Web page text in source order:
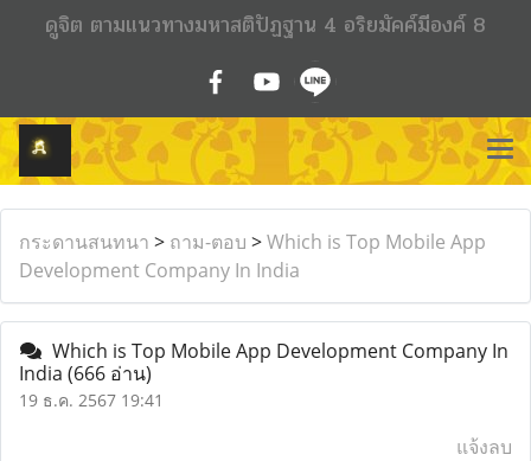
ดูจิต ตามแนวทางมหาสติปัฏฐาน 4 อริยมัคค์มีองค์ 8
กระดานสนทนา > ถาม-ตอบ >Which is Top Mobile App
Development Company In India
Which is Top Mobile App Development Company In
India (666 อ่าน)
19 ธ.ค. 2567 19:41
แจ้งลบ